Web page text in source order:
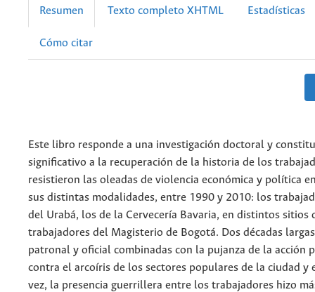
Resumen Texto completo XHTML Estadísticas
Cómo citar
Este libro responde a una investigación doctoral y
significativo a la recuperación de la historia de los
resistieron las oleadas de violencia económica y política
sus distintas modalidades, entre 1990 y 2010: los
del Urabá, los de la Cervecería Bavaria, en distintos sitios
trabajadores del Magisterio de Bogotá. Dos décadas
patronal y oficial combinadas con la pujanza de la acción
contra el arcoíris de los sectores populares de la ciudad y
vez, la presencia guerrillera entre los trabajadores hizo